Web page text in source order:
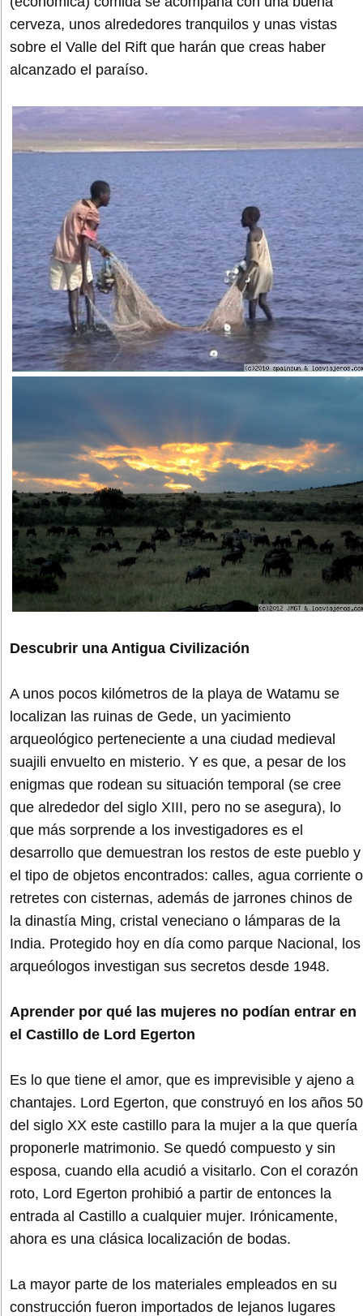
cerveza, unos alrededores tranquilos y unas vistas
sobre el Valle del Rift que harán que creas haber
alcanzado el paraíso.
Descubrir una Antigua Civilización
A unos pocos kilómetros de la playa de Watamu se
localizan las ruinas de Gede, un yacimiento
arqueológico perteneciente a una ciudad medieval
suajili envuelto en misterio. Y es que, a pesar de los
enigmas que rodean su situación temporal (se cree
que alrededor del siglo XIII, pero no se asegura), lo
que más sorprende a los investigadores es el
desarrollo que demuestran los restos de este pueblo y
el tipo de objetos encontrados: calles, agua corriente o
retretes con cisternas, además de jarrones chinos de
la dinastía Ming, cristal veneciano o lámparas de la
India. Protegido hoy en día como parque Nacional, los
arqueólogos investigan sus secretos desde 1948.
Aprender por qué las mujeres no podían entrar en
el Castillo de Lord Egerton
Es lo que tiene el amor, que es imprevisible y ajeno a
chantajes. Lord Egerton, que construyó en los años 50
del siglo XX este castillo para la mujer a la que quería
proponerle matrimonio. Se quedó compuesto y sin
esposa, cuando ella acudió a visitarlo. Con el corazón
roto, Lord Egerton prohibió a partir de entonces la
entrada al Castillo a cualquier mujer. Irónicamente,
ahora es una clásica localización de bodas.
La mayor parte de los materiales empleados en su
construcción fueron importados de lejanos lugares